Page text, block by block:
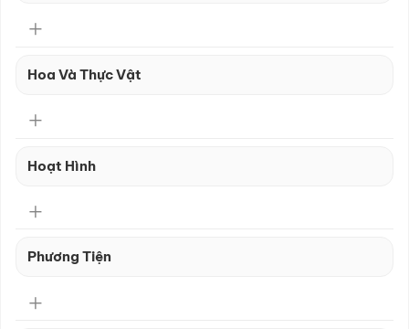
Hoa Và Thực Vật
Hoạt Hình
Phương Tiện